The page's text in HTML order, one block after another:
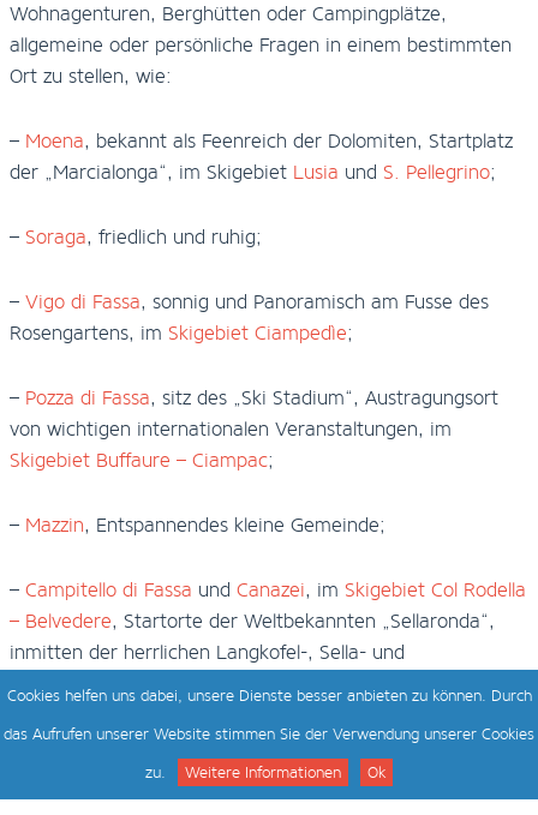
Wohnagenturen, Berghütten oder Campingplätze,
allgemeine oder persönliche Fragen in einem bestimmten
Ort zu stellen, wie:
– Moena, bekannt als Feenreich der Dolomiten, Startplatz
der „Marcialonga“, im Skigebiet Lusia und S. Pellegrino;
– Soraga, friedlich und ruhig;
– Vigo di Fassa, sonnig und Panoramisch am Fusse des
Rosengartens, im Skigebiet Ciampedìe;
– Pozza di Fassa, sitz des „Ski Stadium“, Austragungsort
von wichtigen internationalen Veranstaltungen, im
Skigebiet Buffaure – Ciampac;
– Mazzin, Entspannendes kleine Gemeinde;
– Campitello di Fassa und Canazei, im Skigebiet Col Rodella
– Belvedere, Startorte der Weltbekannten „Sellaronda“,
inmitten der herrlichen Langkofel-, Sella- und
Marmolatagruppen und am Fusse der Sella, Pordoi und
Cookies helfen uns dabei, unsere Dienste besser anbieten zu können. Durch
das Aufrufen unserer Website stimmen Sie der Verwendung unserer Cookies
zu.
Weitere Informationen Ok